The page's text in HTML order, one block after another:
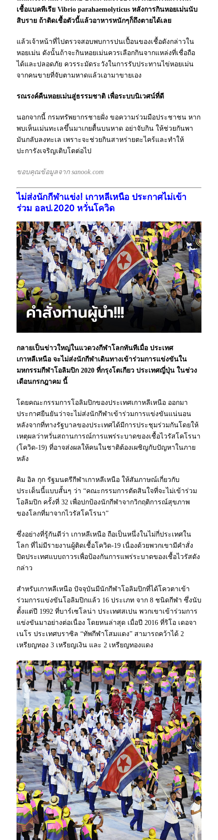
เชื้อแบคทีเรีย Vibrio parahaemolyticus หลังการกินหอยเม่นนับ
สิบราย ถ้าติดเชื้อตัวนี้แล้วอาหารหนักๆก็ถึงตายได้เลย
แล้วเจ้าหน้าที่ไปตรวจสอบพบการปนเปื้อนของเชื้อดังกล่าวใน
หอยเม่น ดังนั้นถ้าจะกินหอยเม่นควรเลือกกินจากแหล่งที่เชื่อถือ
ได้และปลอดภัย ควรระมัดระวังในการรับประทานไข่หอยเม่น
จากคนขายที่จับตามหาดแล้วเอามาขายเอง
รณรงค์คืนหอยเม่นสู่ธรรมชาติ เพื่อระบบนิเวศน์ที่ดี
นอกจากนี้ กรมทรัพยากรชายฝั่ง ขอความร่วมมือประชาชน หาก
พบเห็นเม่นทะเลขึ้นมาเกยตื้นบนหาด อย่าจับกิน ให้ช่วยกันพา
มันกลับลงทะเล เพราะจะช่วยกินสาหร่ายตะไคร้และทำให้
ปะการังเจริญเติบโตต่อไป
ขอบคุณข้อมูลจาก sanook.com
ไม่ส่งนักกีฬาแข่ง! เกาหลีเหนือ ประกาศไม่เข้า
ร่วม อลป.2020 หวั่นโควิด
กลายเป็นข่าวใหญ่ในแวดวงกีฬา โลกทันทีเมื่อ ประเทศ
เกาหลีเหนือ จะไม่ส่งนักกีฬาเดินทางเข้าร่วมการแข่งขันใน
มหกรรมกีฬา โอลิมปิก 2020 ที่กรุงโตเกียว ประเทศญี่ปุ่น ในช่วง
เดือนกรกฎาคม นี้
โดยคณะกรรมการโอลิมปิกของประเทศเกาหลีเหนือ ออกมา
ประกาศยืนยันว่าจะไม่ส่งนักกีฬาเข้าร่วมการแข่งขันแน่นอน
หลังจากที่ทางรัฐบาลของประเทศได้มีการประชุมร่วมกันโดยให้
เหตุผลว่าหวั่นสถานการณ์การแพร่ระบาดของเชื้อไวรัสโคโรนา
(โควิด-19) ที่อาจส่งผลให้คนในชาติต้องเผชิญกับปัญหาในภาย
หลัง
คิม อิล กุก รัฐมนตรีกีฬาเกาหลีเหนือ ให้สัมภาษณ์เกี่ยวกับ
ประเด็นนี้แบบสั้นๆ ว่า “คณะกรรมการตัดสินใจที่จะไม่เข้าร่วม
โอลิมปิก ครั้งที่ 32 เพื่อปกป้องนักกีฬาจากวิกฤติการณ์สุขภาพ
ของโลกที่มาจากไวรัสโคโรนา”
ซึ่งอย่างที่รู้กันดีว่า เกาหลีเหนือ ถือเป็นหนึ่งในไม่กี่ประเทศใน
โลก ที่ไม่มีรายงานผู้ติดเชื้อโควิด-19 เนื่องด้วยพวกเขามีคำสั่ง
ปิดประเทศแบบถาวรเพื่อป้องกันการแพร่ระบาดของเชื้อไวรัสดัง
กล่าว
สำหรับเกาหลีเหนือ ปัจจุบันมีนักกีฬาโอลิมปิกที่ได้โควตาเข้า
ร่วมการแข่งขันโอลิมปิกแล้ว 16 ประเภท จาก 8 ชนิดกีฬา ซึ่งนับ
ตั้งแต่ปี 1992 ที่บาร์เซโลน่า ประเทศสเปน พวกเขาเข้าร่วมการ
แข่งขันมาอย่างต่อเนื่อง โดยหนล่าสุด เมื่อปี 2016 ที่ริโอ เดอจา
เนโร ประเทศบราซิล “ทัพกีฬาโสมแดง” สามารถคว้าได้ 2
เหรียญทอง 3 เหรียญเงิน และ 2 เหรียญทองแดง